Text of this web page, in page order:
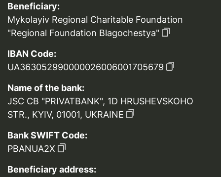
Beneficiary:
Mykolayiv Regional Charitable Foundation
"Regional Foundation Blagochestya"
IBAN Code:
UA363052990000026006001705679
Name of the bank:
JSC CB "PRIVATBANK", 1D HRUSHEVSKOHO
STR., KYIV, 01001, UKRAINE
Bank SWIFT Code:
PBANUA2X
Beneficiary address: